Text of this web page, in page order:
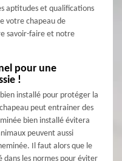
aptitudes et qualifications
votre chapeau de
savoir-faire et notre
pour une
!
installé pour protéger la
peut entrainer des
bien installé évitera
peuvent aussi
Il faut alors que le
dans les normes pour éviter